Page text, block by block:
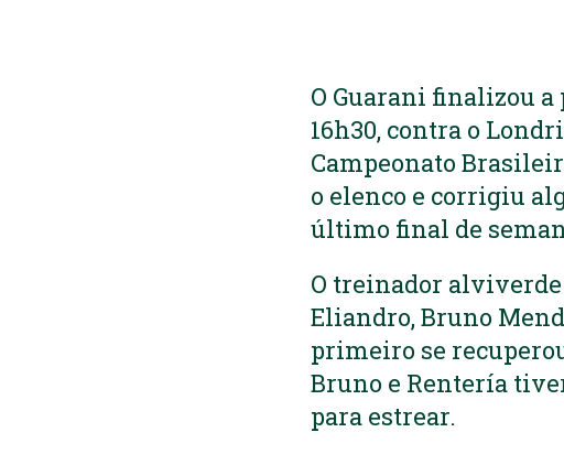
O Guarani finalizou a
16h30, contra o
Campeonato
o elenco e corrigiu
último final de
O treinador
Eliandro, Bruno
primeiro se
Bruno e Rentería
para estrear.